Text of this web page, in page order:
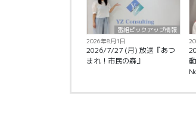
番組ピックアップ情報
2026年8月1日
2026/7/27 (月) 放送『あつ
まれ！市民の森』